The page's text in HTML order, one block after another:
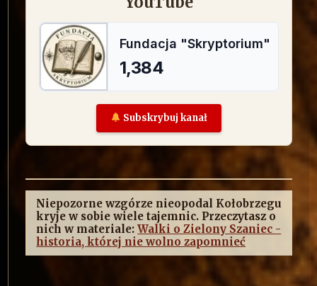
Subskrybuj kanał
Niepozorne wzgórze nieopodal Kołobrzegu
kryje w sobie wiele tajemnic. Przeczytasz o
nich w materiale:Walki o Zielony Szaniec -
historia, której nie wolno zapomnieć